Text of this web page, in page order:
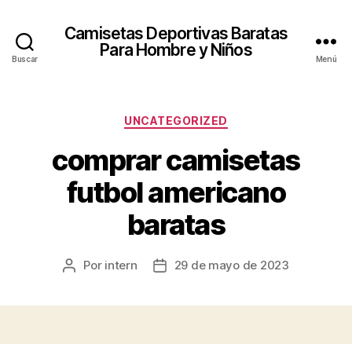
Buscar
Camisetas Deportivas Baratas
Para Hombre y Niños
Menú
Categorías
UNCATEGORIZED
comprar camisetas
futbol americano
baratas
Autor
Por intern
Fecha29 de mayo de 2023